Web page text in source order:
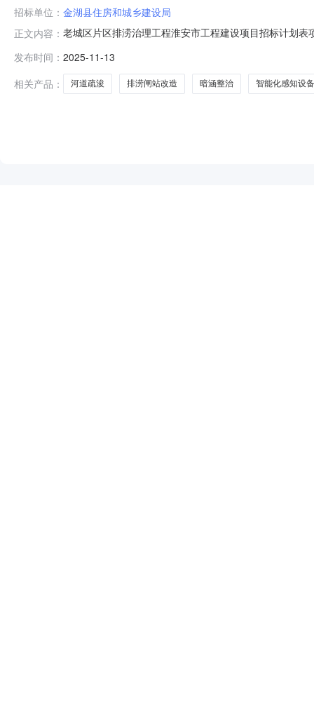
招标单位： 金湖县住房和城乡建设局
正文内容： 老城区片区排涝治理工程淮安市工程建设项目招标计划
站1座，改造20m3/s太平排涝站1座，改造利农河节制闸
发布时间： 2025-11-13
相关产品：
河道疏浚 排涝闸站改造 暗涵整治 智能化感知设备